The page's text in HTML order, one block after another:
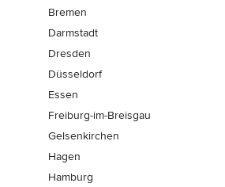
Bremen
Darmstadt
Dresden
Düsseldorf
Essen
Freiburg-im-Breisgau
Gelsenkirchen
Hagen
Hamburg